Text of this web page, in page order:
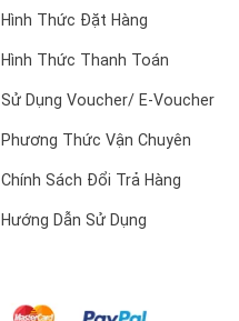
Hình Thức Đặt Hàng
Hình Thức Thanh Toán
Sử Dụng Voucher/ E-Voucher
Phương Thức Vận Chuyên
Chính Sách Đổi Trả Hàng
Hướng Dẫn Sử Dụng